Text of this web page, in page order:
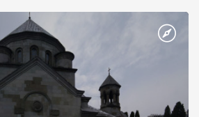
язичник, став Василем-християнином.
Русі. На честь Херсонесу Таврійського